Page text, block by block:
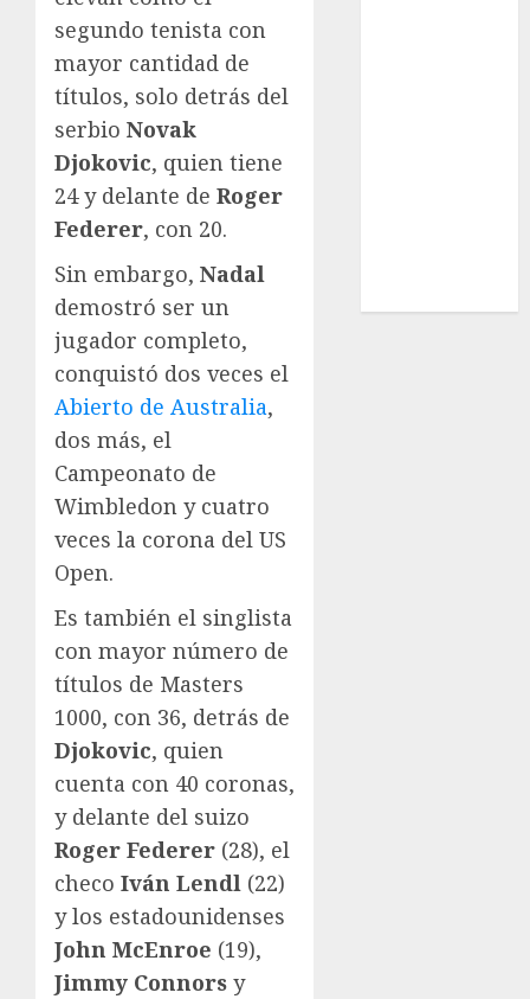
segundo tenista con
mayor cantidad de
títulos, solo detrás del
serbio Novak
Djokovic, quien tiene
24 y delante de Roger
Federer, con 20.
Sin embargo, Nadal
demostró ser un
jugador completo,
conquistó dos veces el
Abierto de Australia,
dos más, el
Campeonato de
Wimbledon y cuatro
veces la corona del US
Open.
Es también el singlista
con mayor número de
títulos de Masters
1000, con 36, detrás de
Djokovic, quien
cuenta con 40 coronas,
y delante del suizo
Roger Federer (28), el
checo Iván Lendl (22)
y los estadounidenses
John McEnroe (19),
Jimmy Connors y